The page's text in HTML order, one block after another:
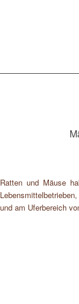
Ratten und Mäuse
und am Uferbereich